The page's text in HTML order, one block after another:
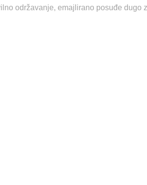
održavanje, emajlirano posuđe dugo